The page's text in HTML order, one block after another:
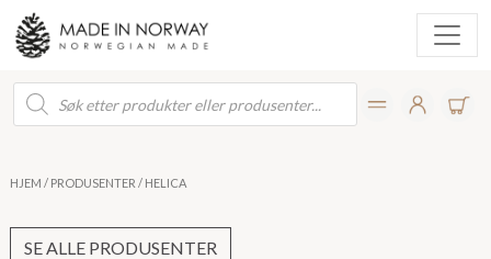
Products
search
HJEM / PRODUSENTER / HELICA
SE ALLE PRODUSENTER